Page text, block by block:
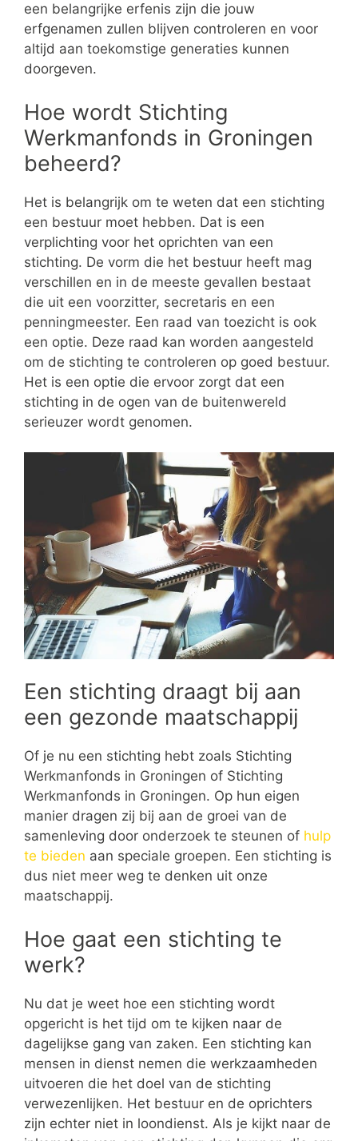
een belangrijke erfenis zijn die jouw
erfgenamen zullen blijven controleren en voor
altijd aan toekomstige generaties kunnen
doorgeven.
Hoe wordt Stichting
Werkmanfonds in Groningen
beheerd?
Het is belangrijk om te weten dat een stichting
een bestuur moet hebben. Dat is een
verplichting voor het oprichten van een
stichting. De vorm die het bestuur heeft mag
verschillen en in de meeste gevallen bestaat
die uit een voorzitter, secretaris en een
penningmeester. Een raad van toezicht is ook
een optie. Deze raad kan worden aangesteld
om de stichting te controleren op goed bestuur.
Het is een optie die ervoor zorgt dat een
stichting in de ogen van de buitenwereld
serieuzer wordt genomen.
Een stichting draagt bij aan
een gezonde maatschappij
Of je nu een stichting hebt zoals Stichting
Werkmanfonds in Groningen of Stichting
Werkmanfonds in Groningen. Op hun eigen
manier dragen zij bij aan de groei van de
samenleving door onderzoek te steunen of hulp
te bieden aan speciale groepen. Een stichting is
dus niet meer weg te denken uit onze
maatschappij.
Hoe gaat een stichting te
werk?
Nu dat je weet hoe een stichting wordt
opgericht is het tijd om te kijken naar de
dagelijkse gang van zaken. Een stichting kan
mensen in dienst nemen die werkzaamheden
uitvoeren die het doel van de stichting
verwezenlijken. Het bestuur en de oprichters
zijn echter niet in loondienst. Als je kijkt naar de